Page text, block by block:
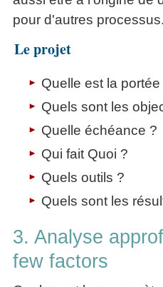
pour d'autres processus.
Le projet
Quelle est la
Quels sont les
Quelle échéance ?
Qui fait Quoi ?
Quels outils ?
Quels sont les
3. Analyse
few factors